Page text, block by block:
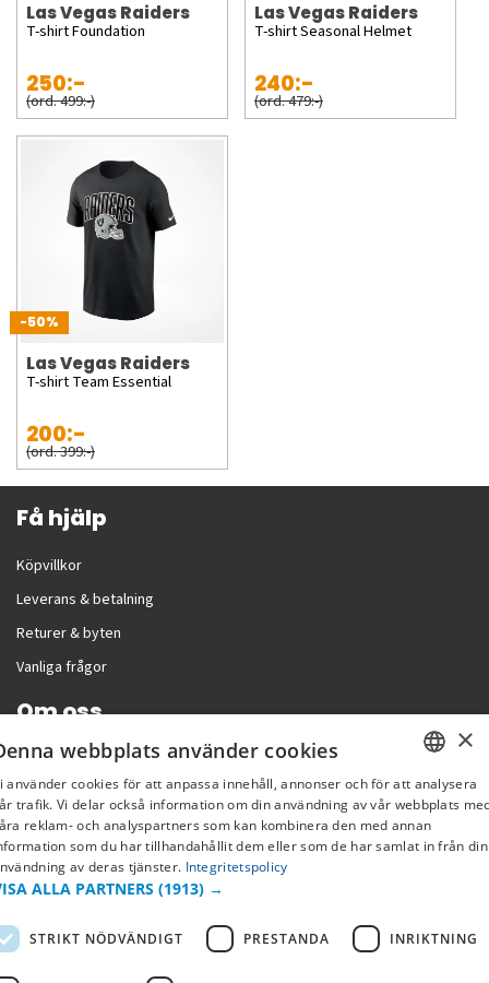
Las Vegas Raiders
T-shirt Foundation
250:-
(ord. 499:-)
Las Vegas Raiders
T-shirt Seasonal Helmet
240:-
(ord. 479:-)
-50%
Las Vegas Raiders
T-shirt Team Essential
200:-
(ord. 399:-)
Få hjälp
Köpvillkor
Leverans & betalning
Returer & byten
Vanliga frågor
Om oss
Företagsinformation
SWEDISH
FI
×
webbplats använder cookies
använder cookies för att anpassa innehåll, annonser och för att analysera
trafik. Vi delar också information om din användning av vår webbplats
reklam- och analyspartners som kan kombinera den med annan
som du har tillhandahållit dem eller som de har samlat in från din
av deras tjänster. Integritetspolicy
ALLA PARTNERS (1913) →
STRIKT NÖDVÄNDIGT PRESTANDA INRIKTNING